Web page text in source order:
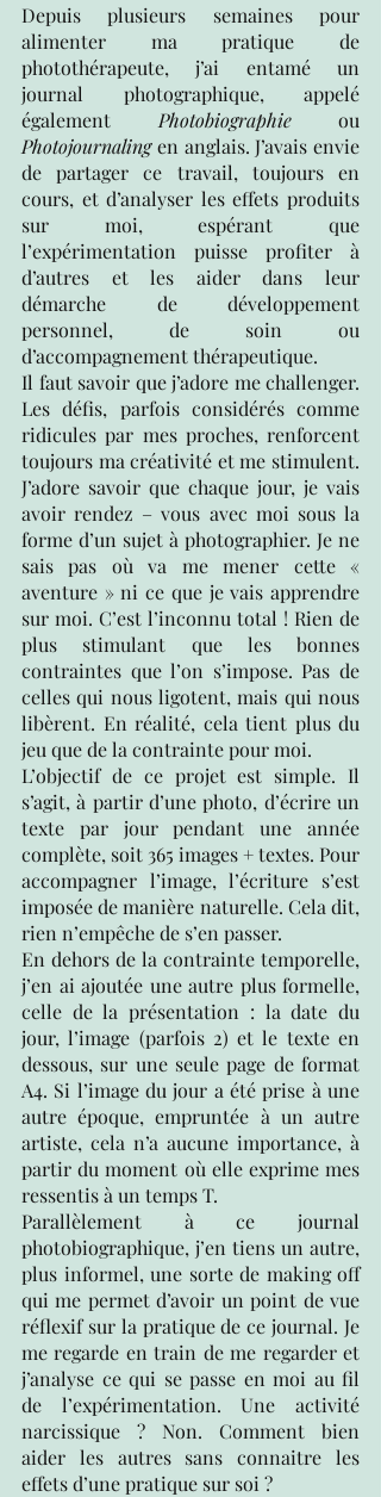
Depuis plusieurs semaines pour
alimenter ma pratique de
photothérapeute, j’ai entamé un
journal photographique, appelé
également Photobiographie
Photojournaling en anglais. J’avais envie
de partager ce travail, toujours en
cours, et d’analyser les effets produits
sur moi, espérant que
l’expérimentation puisse profiter à
d’autres et les aider dans leur
démarche de développement
personnel, de soin ou
d’accompagnement thérapeutique.
Il faut savoir que j’adore me challenger.
Les défis, parfois considérés comme
ridicules par mes proches, renforcent
toujours ma créativité et me stimulent.
J’adore savoir que chaque jour, je vais
avoir rendez – vous avec moi sous la
forme d’un sujet à photographier. Je ne
sais pas où va me mener cette «
aventure » ni ce que je vais apprendre
sur moi. C’est l’inconnu total ! Rien de
plus stimulant que les bonnes
contraintes que l’on s’impose. Pas de
celles qui nous ligotent, mais qui nous
libèrent. En réalité, cela tient plus du
jeu que de la contrainte pour moi.
L’objectif de ce projet est simple. Il
s’agit, à partir d’une photo, d’écrire un
texte par jour pendant une année
complète, soit 365 images + textes. Pour
accompagner l’image, l’écriture s’est
imposée de manière naturelle. Cela dit,
rien n’empêche de s’en passer.
En dehors de la contrainte temporelle,
j’en ai ajoutée une autre plus formelle,
celle de la présentation : la date du
jour, l’image (parfois 2) et le texte en
dessous, sur une seule page de format
A4. Si l’image du jour a été prise à une
autre époque, empruntée à un autre
artiste, cela n’a aucune importance, à
partir du moment où elle exprime mes
ressentis à un temps T.
Parallèlement à ce journal
photobiographique, j’en tiens un autre,
plus informel, une sorte de making off
qui me permet d’avoir un point de vue
réflexif sur la pratique de ce journal. Je
me regarde en train de me regarder et
j’analyse ce qui se passe en moi au fil
de l’expérimentation. Une activité
narcissique ? Non. Comment bien
aider les autres sans connaitre les
effets d’une pratique sur soi ?